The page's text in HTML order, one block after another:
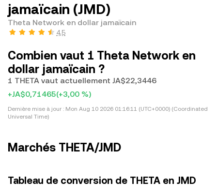
jamaïcain (JMD)
Theta Network en dollar jamaïcain
4,5
Combien vaut 1 Theta Network en
dollar jamaïcain ?
1 THETA vaut actuellement JA$22,3446
+JA$0,71465(+3,00 %)
Dernière mise à jour : Mon Aug 10 2026 01:16:11 (UTC+0000) (Coordinated
Universal Time)
Marchés THETA/JMD
Tableau de conversion de THETA en JMD